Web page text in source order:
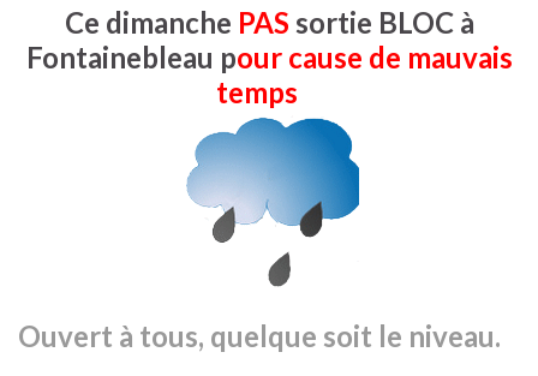
Ce dimanche PAS sortie BLOC à
Fontainebleau pour cause de mauvais
temps
Ouvert à tous, quelque soit le niveau.